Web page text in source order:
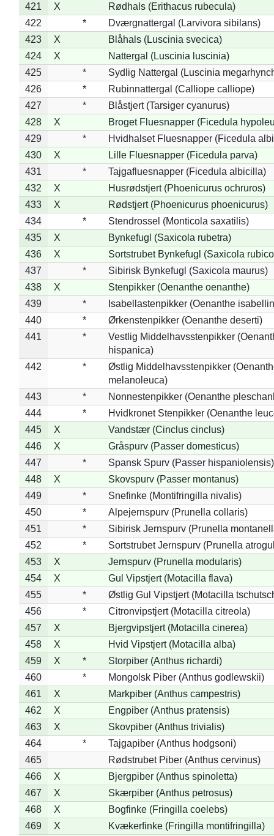
421
X
Rødhals (Erithacus rubecula)
422
*
Dværgnattergal (Larvivora sibilans)
423
X
Blåhals (Luscinia svecica)
424
X
Nattergal (Luscinia luscinia)
425
*
Sydlig Nattergal (Luscinia
426
*
Rubinnattergal (Calliope calliope)
427
*
Blåstjert (Tarsiger cyanurus)
428
X
Broget Fluesnapper (Ficedula
429
*
Hvidhalset Fluesnapper (Ficedula
430
X
Lille Fluesnapper (Ficedula parva)
431
*
Tajgafluesnapper (Ficedula albicilla)
432
X
Husrødstjert (Phoenicurus ochruros)
433
X
Rødstjert (Phoenicurus phoenicurus)
434
*
Stendrossel (Monticola saxatilis)
435
X
Bynkefugl (Saxicola rubetra)
436
X
Sortstrubet Bynkefugl (Saxicola
437
*
Sibirisk Bynkefugl (Saxicola maurus)
438
X
Stenpikker (Oenanthe oenanthe)
439
*
Isabellastenpikker (Oenanthe
440
*
Ørkenstenpikker (Oenanthe deserti)
441
*
Vestlig Middelhavsstenpikker
hispanica)
442
*
Østlig Middelhavsstenpikker
melanoleuca)
443
*
Nonnestenpikker (Oenanthe
444
*
Hvidkronet Stenpikker (Oenanthe
445
X
Vandstær (Cinclus cinclus)
446
X
Gråspurv (Passer domesticus)
447
*
Spansk Spurv (Passer hispaniolensis)
448
X
Skovspurv (Passer montanus)
449
*
Snefinke (Montifringilla nivalis)
450
*
Alpejernspurv (Prunella collaris)
451
*
Sibirisk Jernspurv (Prunella
452
*
Sortstrubet Jernspurv (Prunella
453
X
Jernspurv (Prunella modularis)
454
X
Gul Vipstjert (Motacilla flava)
455
*
Østlig Gul Vipstjert (Motacilla
456
*
Citronvipstjert (Motacilla citreola)
457
X
Bjergvipstjert (Motacilla cinerea)
458
X
Hvid Vipstjert (Motacilla alba)
459
X *
Storpiber (Anthus richardi)
460
*
Mongolsk Piber (Anthus godlewskii)
461
X
Markpiber (Anthus campestris)
462
X
Engpiber (Anthus pratensis)
463
X
Skovpiber (Anthus trivialis)
464
*
Tajgapiber (Anthus hodgsoni)
465
Rødstrubet Piber (Anthus cervinus)
466
X
Bjergpiber (Anthus spinoletta)
467
X
Skærpiber (Anthus petrosus)
468
X
Bogfinke (Fringilla coelebs)
469
X
Kvækerfinke (Fringilla montifringilla)